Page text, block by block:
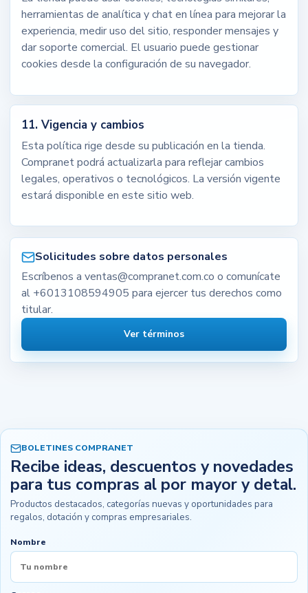
herramientas de analítica y chat en línea para mejorar la
experiencia, medir uso del sitio, responder mensajes y
dar soporte comercial. El usuario puede gestionar
cookies desde la configuración de su navegador.
11. Vigencia y cambios
Esta política rige desde su publicación en la tienda.
Compranet podrá actualizarla para reflejar cambios
legales, operativos o tecnológicos. La versión vigente
estará disponible en este sitio web.
Solicitudes sobre datos personales
Escríbenos a ventas@compranet.com.co o comunícate
al +6013108594905 para ejercer tus derechos como
titular.
Ver términos
BOLETINES COMPRANET
Recibe ideas, descuentos y novedades
para tus compras al por mayor y detal.
Productos destacados, categorías nuevas y oportunidades para
regalos, dotación y compras empresariales.
Nombre